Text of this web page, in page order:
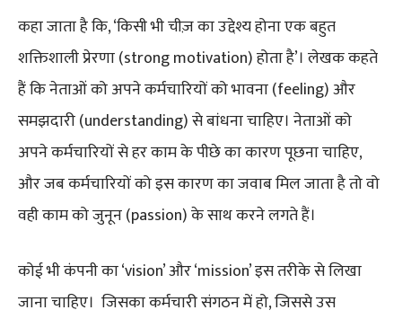
कहा जाता है कि, ‘किसी भी चीज़ का उद्देश्य होना एक बहुत
शक्तिशाली प्रेरणा (strong motivation) होता है’। लेखक कहते
हैं कि नेताओं को अपने कर्मचारियों को भावना (feeling) और
समझदारी (understanding) से बांधना चाहिए। नेताओं को
अपने कर्मचारियों से हर काम के पीछे का कारण पूछना चाहिए,
और जब कर्मचारियों को इस कारण का जवाब मिल जाता है तो वो
वही काम को जुनून (passion) के साथ करने लगते हैं।
कोई भी कंपनी का ‘vision’ और ‘mission’ इस तरीके से लिखा
जाना चाहिए। जिसका कर्मचारी संगठन में हो, जिससे उस